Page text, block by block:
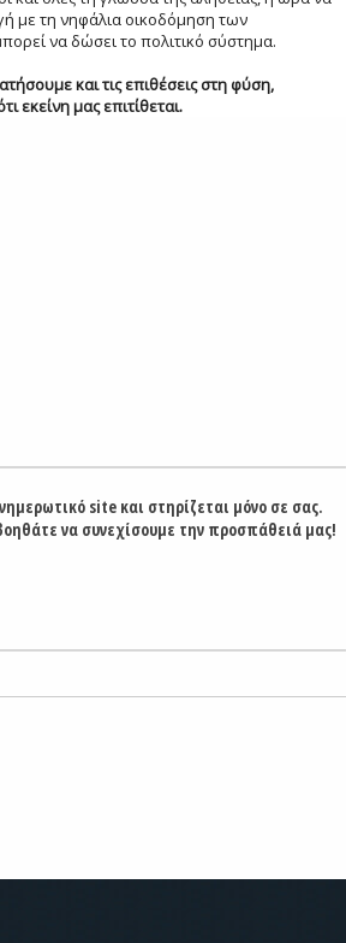
με τη νηφάλια οικοδόμηση των
να δώσει το πολιτικό σύστημα.
και τις επιθέσεις στη φύση,
εκείνη μας επιτίθεται.
site και στηρίζεται μόνο σε σας.
να συνεχίσουμε την προσπάθειά μας!